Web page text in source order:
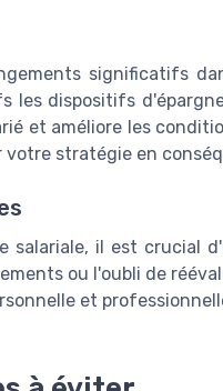
significatifs
dispositifs
et améliore les
stratégie en
salariale, il est crucial
ou l'oubli de
et